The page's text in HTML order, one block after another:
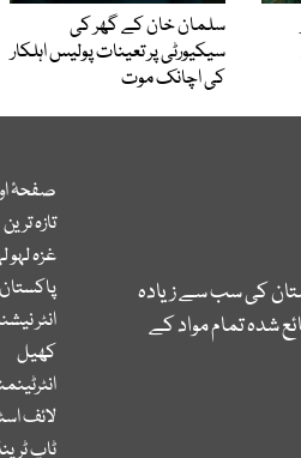
سلمان خان کے گھر کی
سیکیورٹی پر تعینات پولیس اہلکار
کی اچانک موت
کی سب سے زیادہ
شدہ تمام مواد کے
صفحۂ
تازہ ترین
غزہ لہو
پاکستان
انٹر
کھیل
لائف
ٹاپ